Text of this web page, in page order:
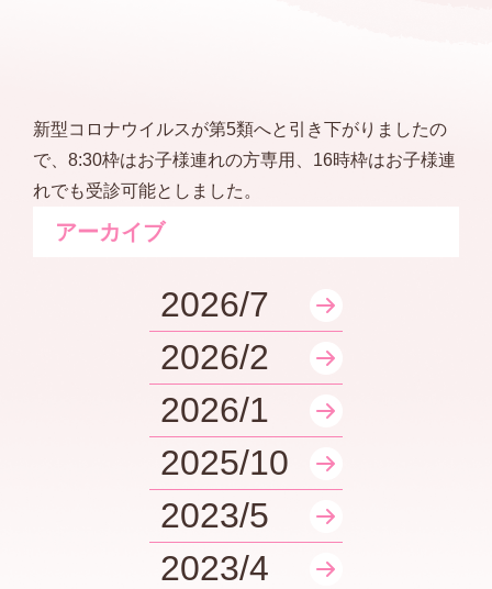
新型コロナウイルスが第5類へと引き下がりましたの
で、8:30枠はお子様連れの方専用、16時枠はお子様連
れでも受診可能としました。
アーカイブ
2026/7
2026/2
2026/1
2025/10
2023/5
2023/4